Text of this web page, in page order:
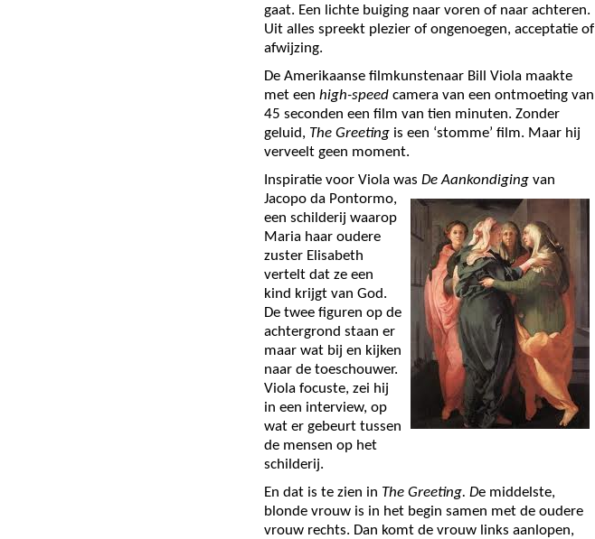
gaat. Een lichte buiging naar voren of naar achteren.
Uit alles spreekt plezier of ongenoegen, acceptatie of
afwijzing.
De Amerikaanse filmkunstenaar Bill Viola maakte
met een high-speed camera van een ontmoeting van
45 seconden een film van tien minuten. Zonder
geluid, The Greeting is een ‘stomme’ film. Maar hij
verveelt geen moment.
Inspiratie voor Viola was De Aankondiging van
Jacopo da Pontormo,
een schilderij waarop
Maria haar oudere
zuster Elisabeth
vertelt dat ze een
kind krijgt van God.
De twee figuren op de
achtergrond staan er
maar wat bij en kijken
naar de toeschouwer.
Viola focuste, zei hij
in een interview, op
wat er gebeurt tussen
de mensen op het
schilderij.
En dat is te zien in The Greeting. De middelste,
blonde vrouw is in het begin samen met de oudere
vrouw rechts. Dan komt de vrouw links aanlopen,